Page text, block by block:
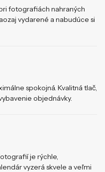
fotografiách nahraných
vydarené a nabudúce si
spokojná. Kvalitná tlač,
objednávky.
je rýchle,
vyzerá skvele a veľmi